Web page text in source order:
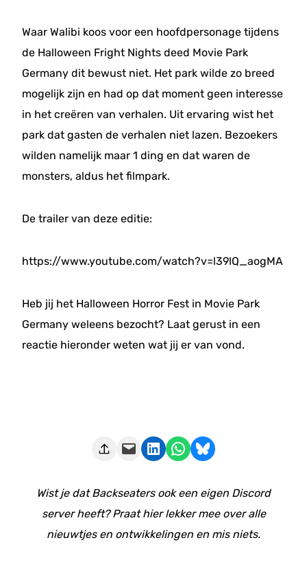
Waar Walibi koos voor een hoofdpersonage tijdens
de Halloween Fright Nights deed Movie Park
Germany dit bewust niet. Het park wilde zo breed
mogelijk zijn en had op dat moment geen interesse
in het creëren van verhalen. Uit ervaring wist het
park dat gasten de verhalen niet lazen. Bezoekers
wilden namelijk maar 1 ding en dat waren de
monsters, aldus het filmpark.
De trailer van deze editie:
https://www.youtube.com/watch?v=l39lQ_aogMA
Heb jij het Halloween Horror Fest in Movie Park
Germany weleens bezocht? Laat gerust in een
reactie hieronder weten wat jij er van vond.
Deze pagina e-mailen Delen op LinkedIn Delen via WhatsApp Share on Bluesky
Wist je dat Backseaters ook een eigen Discord
server heeft? Praat hier lekker mee over alle
nieuwtjes en ontwikkelingen en mis niets.